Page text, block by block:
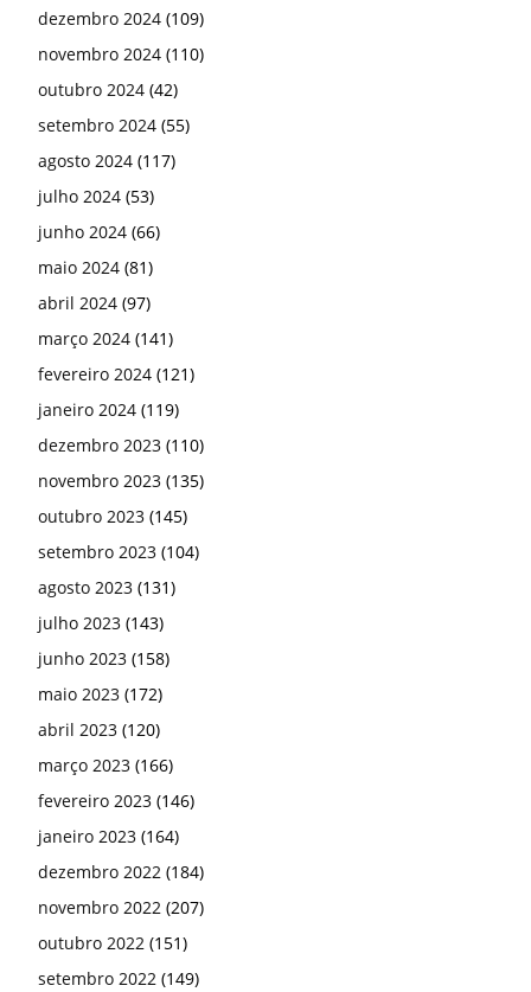
dezembro 2024 (109)
novembro 2024 (110)
outubro 2024 (42)
setembro 2024 (55)
agosto 2024 (117)
julho 2024 (53)
junho 2024 (66)
maio 2024 (81)
abril 2024 (97)
março 2024 (141)
fevereiro 2024 (121)
janeiro 2024 (119)
dezembro 2023 (110)
novembro 2023 (135)
outubro 2023 (145)
setembro 2023 (104)
agosto 2023 (131)
julho 2023 (143)
junho 2023 (158)
maio 2023 (172)
abril 2023 (120)
março 2023 (166)
fevereiro 2023 (146)
janeiro 2023 (164)
dezembro 2022 (184)
novembro 2022 (207)
outubro 2022 (151)
setembro 2022 (149)